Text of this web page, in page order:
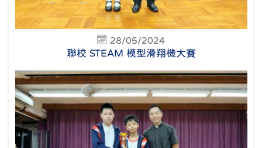
28/05/2024
聯校 STEAM 模型滑翔機大賽